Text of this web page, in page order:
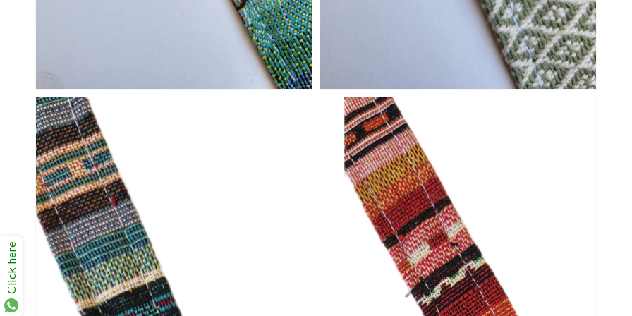
Click here